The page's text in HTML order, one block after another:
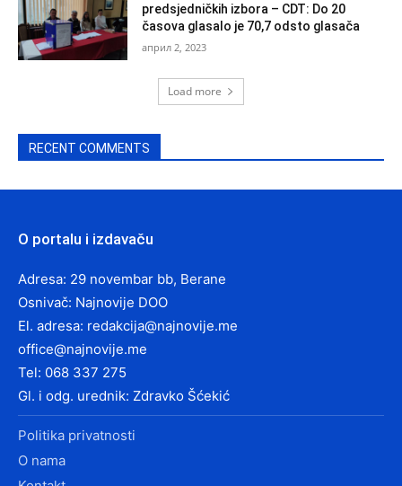
predsjedničkih izbora – CDT: Do 20
časova glasalo je 70,7 odsto glasača
април 2, 2023
Load more
RECENT COMMENTS
O portalu i izdavaču
Adresa: 29 novembar bb, Berane
Osnivač: Najnovije DOO
El. adresa: redakcija@najnovije.me
office@najnovije.me
Tel: 068 337 275
Gl. i odg. urednik: Zdravko Šćekić
Politika privatnosti
O nama